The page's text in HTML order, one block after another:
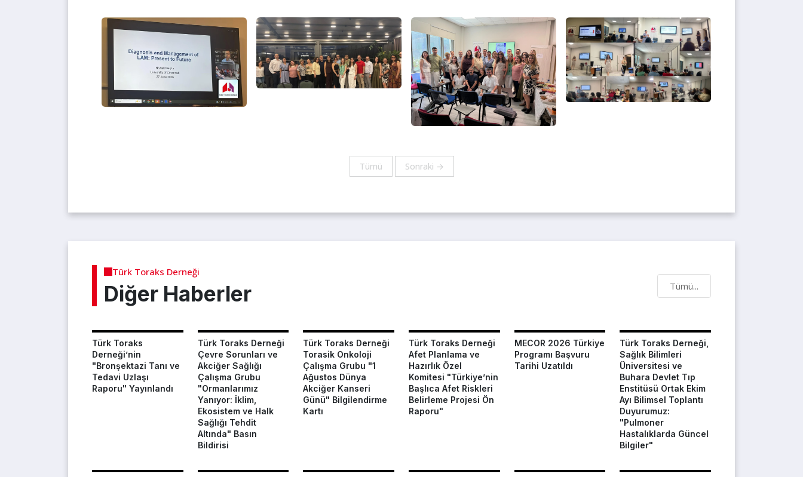
Tümü Sonraki →
Türk Toraks Derneği
Diğer Haberler Tümü...
Türk Toraks
Derneği’nin
"Bronşektazi Tanı ve
Tedavi Uzlaşı
Raporu" Yayınlandı
Türk Toraks Derneği
Çevre Sorunları ve
Akciğer Sağlığı
Çalışma Grubu
"Ormanlarımız
Yanıyor: İklim,
Ekosistem ve Halk
Sağlığı Tehdit
Altında" Basın
Bildirisi
Türk Toraks Derneği
Torasik Onkoloji
Çalışma Grubu "1
Ağustos Dünya
Akciğer Kanseri
Günü" Bilgilendirme
Kartı
Türk Toraks Derneği
Afet Planlama ve
Hazırlık Özel
Komitesi "Türkiye’nin
Başlıca Afet Riskleri
Belirleme Projesi Ön
Raporu"
MECOR 2026 Türkiye
Programı Başvuru
Tarihi Uzatıldı
Türk Toraks Derneği,
Sağlık Bilimleri
Üniversitesi ve
Buhara Devlet Tıp
Enstitüsü Ortak Ekim
Ayı Bilimsel Toplantı
Duyurumuz:
"Pulmoner
Hastalıklarda Güncel
Bilgiler"